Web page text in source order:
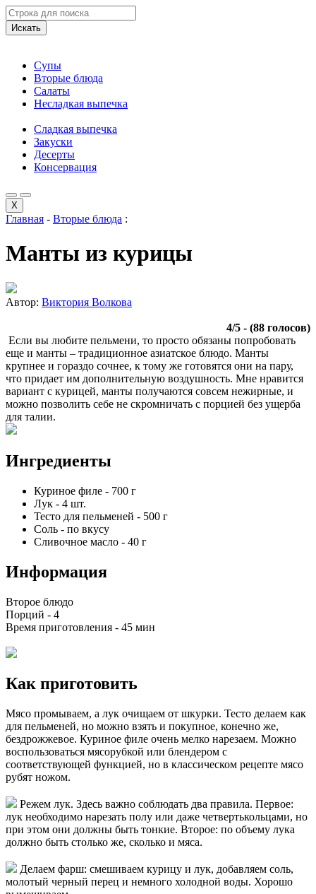
Искать
Супы
Вторые блюда
Салаты
Несладкая выпечка
Сладкая выпечка
Закуски
Десерты
Консервация
X
Главная - Вторые блюда :
Манты из курицы
Автор: Виктория Волкова
4/5 - (88 голосов)
Если вы любите пельмени, то просто обязаны попробовать
еще и манты – традиционное азиатское блюдо. Манты
крупнее и гораздо сочнее, к тому же готовятся они на пару,
что придает им дополнительную воздушность. Мне нравится
вариант с курицей, манты получаются совсем нежирные, и
можно позволить себе не скромничать с порцией без ущерба
для талии.
Ингредиенты
Куриное филе - 700 г
Лук - 4 шт.
Тесто для пельменей - 500 г
Соль - по вкусу
Сливочное масло - 40 г
Информация
Второе блюдо
Порций - 4
Время приготовления - 45 мин
Как приготовить
Мясо промываем, а лук очищаем от шкурки. Тесто делаем как
для пельменей, но можно взять и покупное, конечно же,
бездрожжевое. Куриное филе очень мелко нарезаем. Можно
воспользоваться мясорубкой или блендером с
соответствующей функцией, но в классическом рецепте мясо
рубят ножом.
Режем лук. Здесь важно соблюдать два правила. Первое:
лук необходимо нарезать полу или даже четвертькольцами, но
при этом они должны быть тонкие. Второе: по объему лука
должно быть столько же, сколько и мяса.
Делаем фарш: смешиваем курицу и лук, добавляем соль,
молотый черный перец и немного холодной воды. Хорошо